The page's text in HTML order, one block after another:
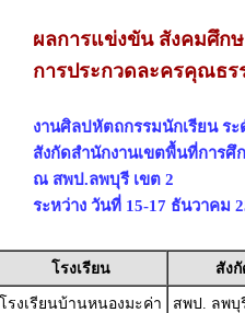
ผลการแข่งขัน สังคมศึก
การประกวดละครคุณธร
งานศิลปหัตถกรรมนักเรียน ร
สังกัดสำนักงานเขตพื้นที่การศึ
ณ สพป.ลพบุรี เขต 2
ระหว่าง วันที่ 15-17 ธันวาคม
โรงเรียน สังกั
โรงเรียนบ้านหนองมะค่า สพป. ลพบุ